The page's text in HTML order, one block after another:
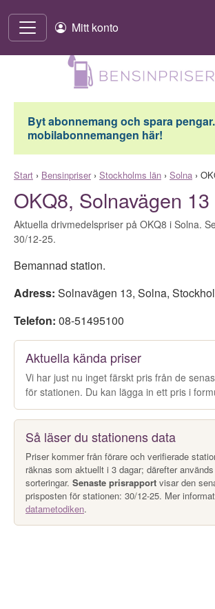
Mitt konto
Byt abonnemang och spara
mobilabonnemangen här!
Start › Bensinpriser› Stockholms län › Solna ›
OKQ8, Solnavägen 13
Aktuella drivmedelspriser på OKQ8 i Solna.
30/12-25.
Bemannad station.
Adress: Solnavägen 13, Solna,
Telefon: 08-51495100
Aktuella kända priser
Vi har just nu inget färskt pris från de
för stationen. Du kan lägga in ett pris i
Så läser du stationens data
Priser kommer från förare och verifierade
räknas som aktuellt i 3 dagar; därefter
sorteringar. Senaste prisrapport visar den
prisposten för stationen: 30/12-25. Mer
datametodiken.